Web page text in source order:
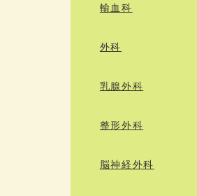
輸血科
外科
乳腺外科
整形外科
脳神経外科